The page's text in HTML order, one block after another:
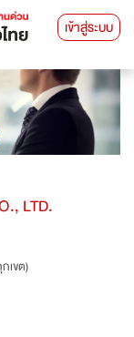
เข้าสู่ระบบ
LTD.
เขต)